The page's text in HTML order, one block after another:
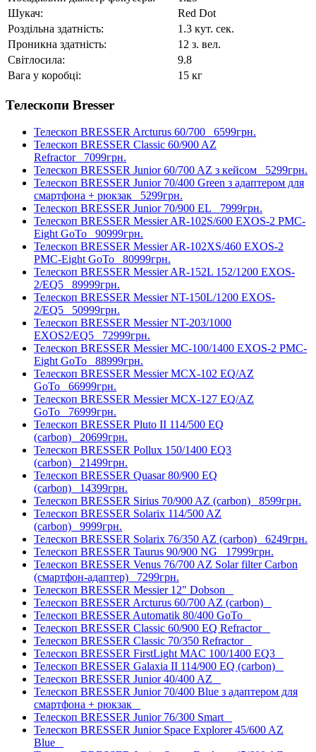
Шукач:
Red Dot
Роздільна здатність:
1.3 кут. сек.
Проникна здатність:
12 з. вел.
Світлосила:
9.8
Вага у коробці:
15 кг
Телескопи Bresser
Телескоп BRESSER Arcturus 60/700 6599грн.
Телескоп BRESSER Classic 60/900 AZ
Refractor 7099грн.
Телескоп BRESSER Junior 60/700 AZ з кейсом 5299грн.
Телескоп BRESSER Junior 70/400 Green з адаптером для
смартфона + рюкзак 5299грн.
Телескоп BRESSER Junior 70/900 EL 7999грн.
Телескоп BRESSER Messier AR-102S/600 EXOS-2 PMC-
Eight GoTo 90999грн.
Телескоп BRESSER Messier AR-102XS/460 EXOS-2
PMC-Eight GoTo 80999грн.
Телескоп BRESSER Messier AR-152L 152/1200 EXOS-
2/EQ5 89999грн.
Телескоп BRESSER Messier NT-150L/1200 EXOS-
2/EQ5 50999грн.
Телескоп BRESSER Messier NT-203/1000
EXOS2/EQ5 72999грн.
Телескоп BRESSER Messier МС-100/1400 EXOS-2 PMC-
Eight GoTo 88999грн.
Телескоп BRESSER Messier МСX-102 EQ/AZ
GoTo 66999грн.
Телескоп BRESSER Messier МСX-127 EQ/AZ
GoTo 76999грн.
Телескоп BRESSER Pluto II 114/500 EQ
(carbon) 20699грн.
Телескоп BRESSER Pollux 150/1400 EQ3
(carbon) 21499грн.
Телескоп BRESSER Quasar 80/900 EQ
(carbon) 14399грн.
Телескоп BRESSER Sirius 70/900 AZ (carbon) 8599грн.
Телескоп BRESSER Solarix 114/500 AZ
(carbon) 9999грн.
Телескоп BRESSER Solarix 76/350 AZ (carbon) 6249грн.
Телескоп BRESSER Taurus 90/900 NG 17999грн.
Телескоп BRESSER Venus 76/700 AZ Solar filter Carbon
(смартфон-адаптер) 7299грн.
Телескоп BRESSER Messier 12" Dobson
Телескоп BRESSER Arcturus 60/700 AZ (carbon)
Телескоп BRESSER Automatik 80/400 GoTo
Телескоп BRESSER Classic 60/900 EQ Refractor
Телескоп BRESSER Classic 70/350 Refractor
Телескоп BRESSER FirstLight MAC 100/1400 EQ3
Телескоп BRESSER Galaxia II 114/900 EQ (carbon)
Телескоп BRESSER Junior 40/400 AZ
Телескоп BRESSER Junior 70/400 Blue з адаптером для
смартфона + рюкзак
Телескоп BRESSER Junior 76/300 Smart
Телескоп BRESSER Junior Space Explorer 45/600 AZ
Blue